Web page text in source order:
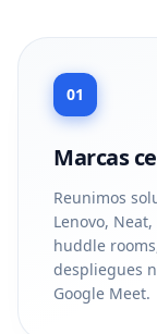
01
Marcas
Reunimos
Lenovo,
huddle
despliegues
Google Meet.